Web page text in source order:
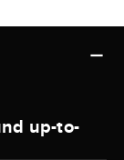
up-to-